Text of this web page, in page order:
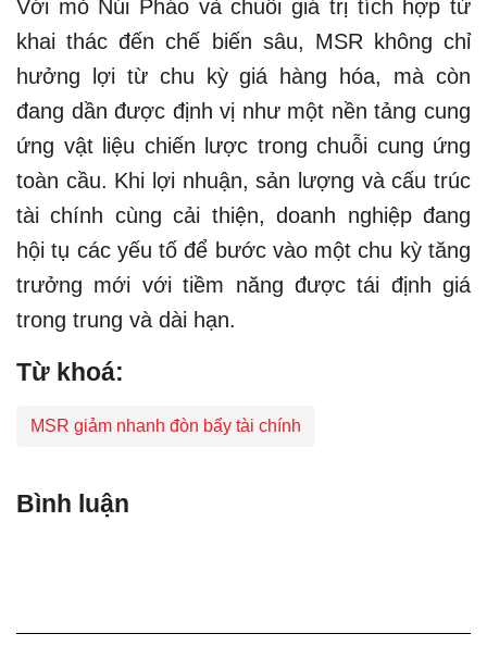
Với mỏ Núi Pháo và chuỗi giá trị tích hợp từ
khai thác đến chế biến sâu, MSR không chỉ
hưởng lợi từ chu kỳ giá hàng hóa, mà còn
đang dần được định vị như một nền tảng cung
ứng vật liệu chiến lược trong chuỗi cung ứng
toàn cầu. Khi lợi nhuận, sản lượng và cấu trúc
tài chính cùng cải thiện, doanh nghiệp đang
hội tụ các yếu tố để bước vào một chu kỳ tăng
trưởng mới với tiềm năng được tái định giá
trong trung và dài hạn.
Từ khoá:
MSR giảm nhanh đòn bẩy tài chính
Bình luận